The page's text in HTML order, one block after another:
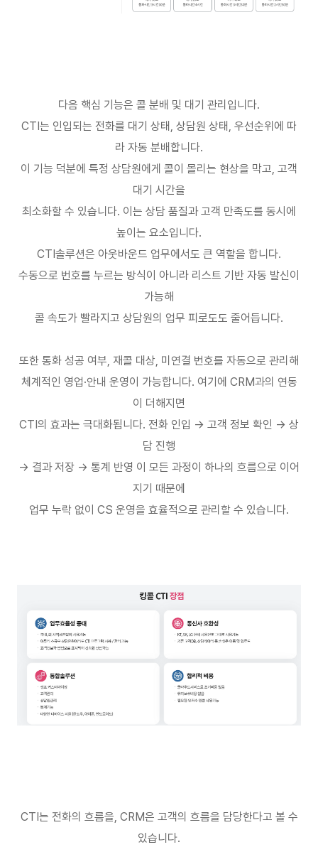
다음 핵심 기능은 콜 분배 및 대기 관리입니다.
CTI는 인입되는 전화를 대기 상태 , 상담원 상태 , 우선순위에 따
라 자동 분배합니다.
이 기능 덕분에 특정 상담원에게 콜이 몰리는 현상을 막고, 고객
대기 시간을
최소화할 수 있습니다. 이는 상담 품질과 고객 만족도를 동시에
높이는 요소입니다.
CTI솔루션은 아웃바운드 업무에서도 큰 역할을 합니다.
수동으로 번호를 누르는 방식이 아니라 리스트 기반 자동 발신이
가능해
콜 속도가 빨라지고 상담원의 업무 피로도도 줄어듭니다.
또한 통화 성공 여부, 재콜 대상, 미연결 번호를 자동으로 관리해
체계적인 영업·안내 운영이 가능합니다. 여기에 CRM과의 연동
이 더해지면
CTI의 효과는 극대화됩니다. 전화 인입 → 고객 정보 확인 → 상
담 진행
→ 결과 저장 → 통계 반영 이 모든 과정이 하나의 흐름으로 이어
지기 때문에
업무 누락 없이 CS 운영을 효율적으로 관리할 수 있습니다.
CTI는 전화의 흐름을, CRM은 고객의 흐름을 담당한다고 볼 수
있습니다.